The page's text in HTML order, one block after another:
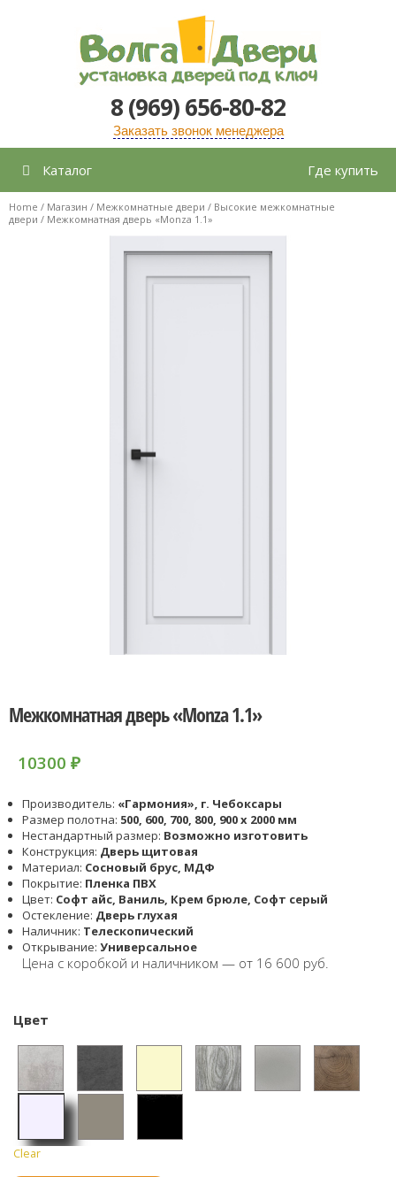
содержимому
8 (969) 656-80-82
Заказать звонок менеджера
Каталог Где купить
Home / Магазин / Межкомнатные двери / Высокие межкомнатные
двери / Межкомнатная дверь «Monza 1.1»
Межкомнатная дверь «Monza 1.1»
10300 ₽
Производитель: «Гармония», г. Чебоксары
Размер полотна: 500, 600, 700, 800, 900 x 2000 мм
Нестандартный размер: Возможно изготовить
Конструкция: Дверь щитовая
Материал: Cосновый брус, МДФ
Покрытие: Пленка ПВХ
Цвет: Софт айс, Ваниль, Крем брюле, Софт серый
Остекление: Дверь глухая
Наличник: Телескопический
Открывание: Универсальное
Цена с коробкой и наличником — от 16 600 руб.
Цвет
светл
тёмны
ь
Софт
Clear